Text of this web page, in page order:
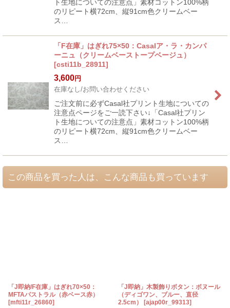
ト生地についての注意点」素材コットン100%柄
のリピート横72cm、縦91cm色クリームベー
ス…
「F在庫」はぎれ75×50：Casalア・ラ・カンパ
ーニュ（クリームベーストープベージュ）
[csti11b_28911]
3,600円
在庫なし/お問い合わせください
ご注文前に必ずCasal社プリント生地についての
注意点ページをご一読下さい↓「Casal社プリン
ト生地についての注意点」素材コットン100%柄
のリピート横72cm、縦91cm色クリームベー
ス…
この商品を買った人は、こんな商品も買っています
「J即納/F在庫」はぎれ70×50：
MFTAパストラル（赤ベース赤）
[mfti11r_26860]
「J即納」木製飾りボタン：ボヌール
（ディゴワン、ブルー、直径
2.5cm）
[ajap00r_99313]